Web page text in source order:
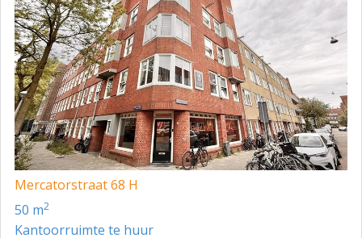
Mercatorstraat 68 H
50 m2
Kantoorruimte te huur